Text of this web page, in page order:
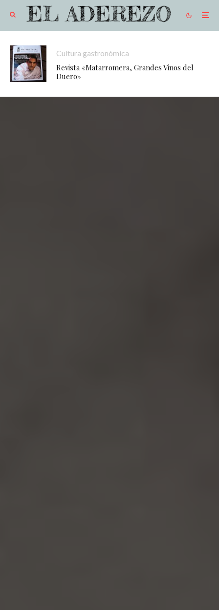
Cultura gastronómica
Revista «Matarromera, Grandes Vinos del
Duero»